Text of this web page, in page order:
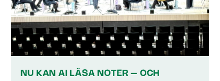
NU KAN AI LÄSA NOTER – OCH